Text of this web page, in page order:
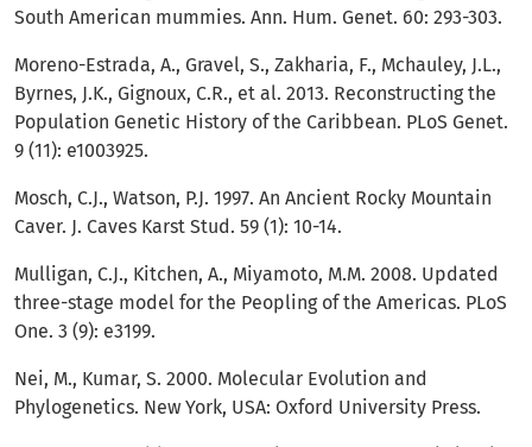
South American mummies. Ann. Hum. Genet. 60: 293-303.
Moreno-Estrada, A., Gravel, S., Zakharia, F., Mchauley, J.L.,
Byrnes, J.K., Gignoux, C.R., et al. 2013. Reconstructing the
Population Genetic History of the Caribbean. PLoS Genet.
9 (11): e1003925.
Mosch, C.J., Watson, P.J. 1997. An Ancient Rocky Mountain
Caver. J. Caves Karst Stud. 59 (1): 10-14.
Mulligan, C.J., Kitchen, A., Miyamoto, M.M. 2008. Updated
three-stage model for the Peopling of the Americas. PLoS
One. 3 (9): e3199.
Nei, M., Kumar, S. 2000. Molecular Evolution and
Phylogenetics. New York, USA: Oxford University Press.